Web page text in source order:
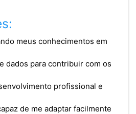
meus conhecimentos em
dados para contribuir com os
profissional e
de me adaptar facilmente